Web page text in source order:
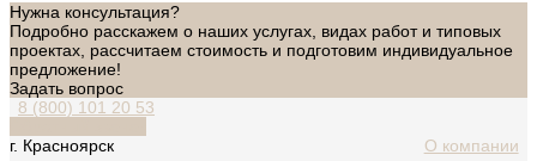
Нужна консультация?
Подробно расскажем о наших услугах, видах работ и типовых
проектах, рассчитаем стоимость и подготовим индивидуальное
предложение!
Задать вопрос
8 (800) 101 20 53
г. Красноярск
О компании